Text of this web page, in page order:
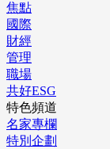
焦點
國際
財經
管理
職場
共好ESG
特色頻道
名家專欄
特別企劃